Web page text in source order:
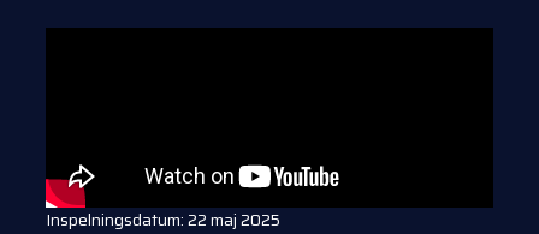
Inspelningsdatum: 22 maj 2025